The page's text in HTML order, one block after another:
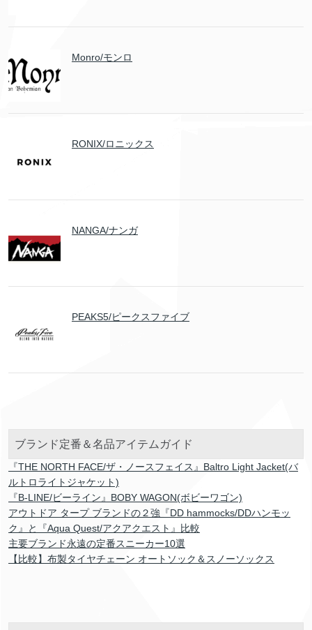
Monro/モンロ
RONIX/ロニックス
NANGA/ナンガ
PEAKS5/ピークスファイブ
ブランド定番＆名品アイテムガイド
『THE NORTH FACE/ザ・ノースフェイス』Baltro Light Jacket(バ
ルトロライトジャケット)
『B-LINE/ビーライン』BOBY WAGON(ボビーワゴン)
アウトドア タープ ブランドの２強『DD hammocks/DDハンモッ
ク』と『Aqua Quest/アクアクエスト』比較
主要ブランド永遠の定番スニーカー10選
【比較】布製タイヤチェーン オートソック＆スノーソックス